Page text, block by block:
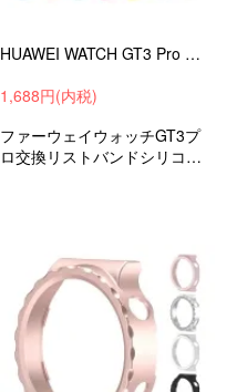
HUAWEI WATCH GT3 Pro バンド 43mm/46mm ベルト シリコン バンド幅20mm/22mm 交換リストバンド/交換バンド/交換ベルト
1,688円(内税)
ファーウェイウォッチGT3プ
ロ交換リストバンドシリコン